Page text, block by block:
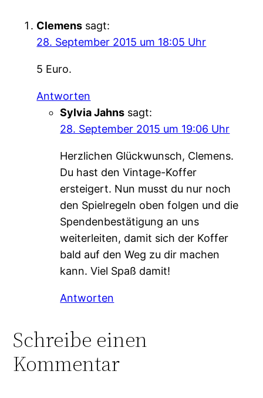
Clemens sagt:
28. September 2015 um 18:05 Uhr
5 Euro.
Antworten
Sylvia Jahns sagt:
28. September 2015 um 19:06 Uhr
Herzlichen Glückwunsch, Clemens.
Du hast den Vintage-Koffer
ersteigert. Nun musst du nur noch
den Spielregeln oben folgen und die
Spendenbestätigung an uns
weiterleiten, damit sich der Koffer
bald auf den Weg zu dir machen
kann. Viel Spaß damit!
Antworten
Schreibe einen
Kommentar